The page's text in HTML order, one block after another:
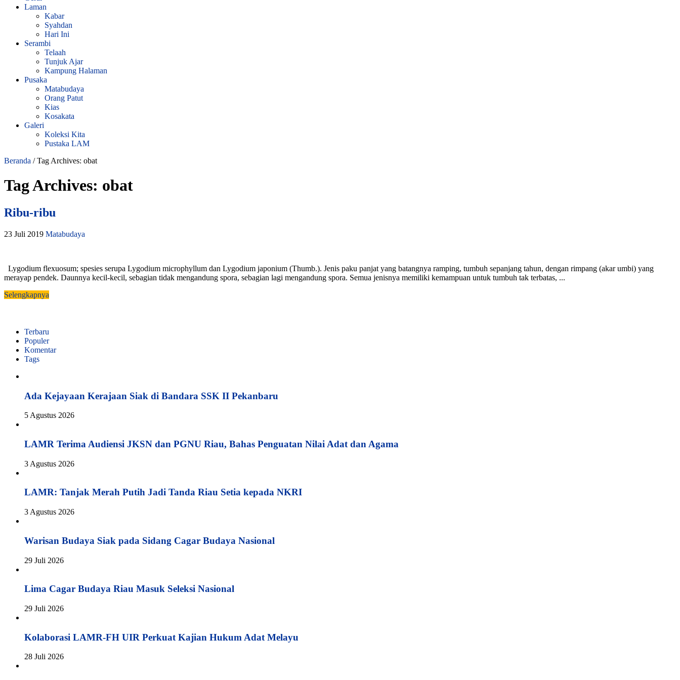
Laman
Kabar
Syahdan
Hari Ini
Serambi
Telaah
Tunjuk Ajar
Kampung Halaman
Pusaka
Matabudaya
Orang Patut
Kias
Kosakata
Galeri
Koleksi Kita
Pustaka LAM
Beranda / Tag Archives: obat
Tag Archives: obat
Ribu-ribu
23 Juli 2019 Matabudaya
Lygodium flexuosum; spesies serupa Lygodium microphyllum dan Lygodium japonium (Thumb.). Jenis paku panjat yang batangnya ramping, tumbuh sepanjang tahun, dengan rimpang (akar umbi) yang
merayap pendek. Daunnya kecil-kecil, sebagian tidak mengandung spora, sebagian lagi mengandung spora. Semua jenisnya memiliki kemampuan untuk tumbuh tak terbatas, ...
Selengkapnya
Terbaru
Populer
Komentar
Tags
Ada Kejayaan Kerajaan Siak di Bandara SSK II Pekanbaru
5 Agustus 2026
LAMR Terima Audiensi JKSN dan PGNU Riau, Bahas Penguatan Nilai Adat dan Agama
3 Agustus 2026
LAMR: Tanjak Merah Putih Jadi Tanda Riau Setia kepada NKRI
3 Agustus 2026
Warisan Budaya Siak pada Sidang Cagar Budaya Nasional
29 Juli 2026
Lima Cagar Budaya Riau Masuk Seleksi Nasional
29 Juli 2026
Kolaborasi LAMR-FH UIR Perkuat Kajian Hukum Adat Melayu
28 Juli 2026